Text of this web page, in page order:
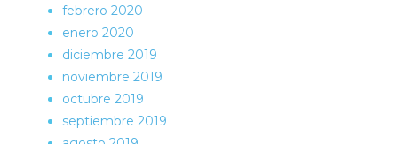
febrero 2020
enero 2020
diciembre 2019
noviembre 2019
octubre 2019
septiembre 2019